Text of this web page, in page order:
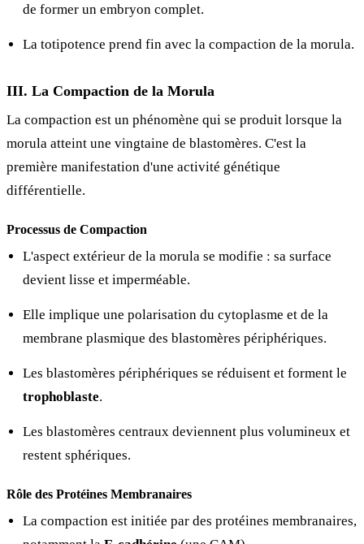
de former un embryon complet.
La totipotence prend fin avec la compaction de la morula.
III. La Compaction de la Morula
La compaction est un phénomène qui se produit lorsque la
morula atteint une vingtaine de blastomères. C'est la
première manifestation d'une activité génétique
différentielle.
Processus de Compaction
L'aspect extérieur de la morula se modifie : sa surface
devient lisse et imperméable.
Elle implique une polarisation du cytoplasme et de la
membrane plasmique des blastomères périphériques.
Les blastomères périphériques se réduisent et forment le
trophoblaste.
Les blastomères centraux deviennent plus volumineux et
restent sphériques.
Rôle des Protéines Membranaires
La compaction est initiée par des protéines membranaires,